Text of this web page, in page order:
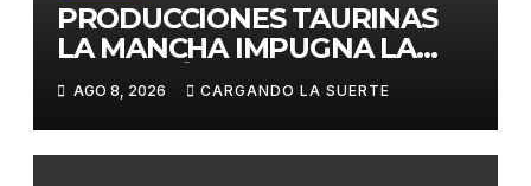
PRODUCCIONES TAURINAS
LA MANCHA IMPUGNA LA
LICITACIÓN DE LA CORRIDA
DE DAIMIEL AL CONSIDERAR
VULNERADA LA LIBRE
COMPETENCIA
AGO 8, 2026 CARGANDO LA SUERTE